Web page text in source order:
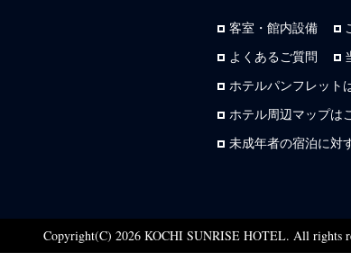
客室・館内設備
よくあるご質問
ホテルパンフレット
ホテル周辺マップは
未成年者の宿泊に対
Copyright(C) 2026 KOCHI SUNRISE HOTEL. All rights